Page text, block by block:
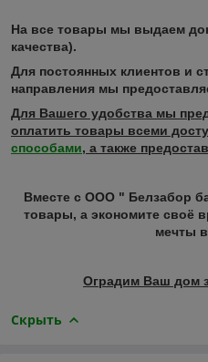
На все товары мы выдаем
качества).
Для постоянных клиентов и
направления мы
Для Вашего удобства мы
оплатить товары всеми
способами, а также
Вместе с ООО " Белзабор
товары, а экономите своё
мечты
Оградим Ваш дом
Скрыть